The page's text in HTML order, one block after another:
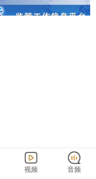
信公众号
视频 音频